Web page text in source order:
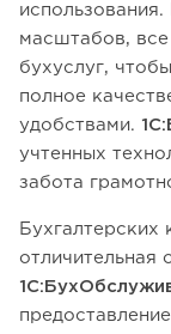
масштабов, все
бухуслуг,
полное
удобствами.
учтенных
забота
Бухгалтерских
отличительная